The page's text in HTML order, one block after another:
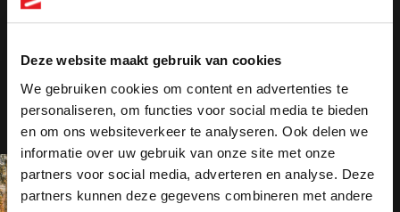
Deze website maakt gebruik van cookies
We gebruiken cookies om content en advertenties te
personaliseren, om functies voor social media te bieden
en om ons websiteverkeer te analyseren. Ook delen we
informatie over uw gebruik van onze site met onze
partners voor social media, adverteren en analyse. Deze
partners kunnen deze gegevens combineren met andere
Altijd als eerste
op de hoogte
van de nieuwste
vacatures!
Altijd als 1e op de hoogte van de
nieuwste vacatures als je een job